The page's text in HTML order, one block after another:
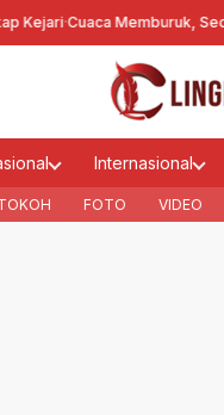
·Cuaca Memburuk,
Internasional
FOTO VIDEO